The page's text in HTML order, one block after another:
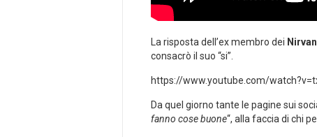
La risposta dell’ex membro dei
consacrò il suo “si”.
https://www.youtube.com/
Da quel giorno tante le pagine sui
fanno cose buone“, alla faccia di chi